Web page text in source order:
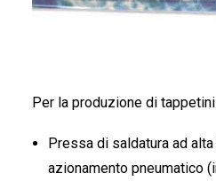
Per la produzione di
Pressa di saldatura ad
azionamento pneumatico